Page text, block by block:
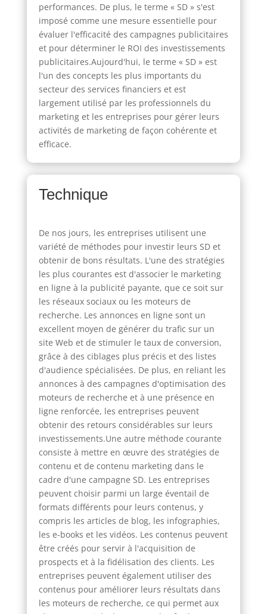
performances. De plus, le terme « SD » s'est
imposé comme une mesure essentielle pour
évaluer l'efficacité des campagnes publicitaires
et pour déterminer le ROI des investissements
publicitaires.Aujourd'hui, le terme « SD » est
l'un des concepts les plus importants du
secteur des services financiers et est
largement utilisé par les professionnels du
marketing et les entreprises pour gérer leurs
activités de marketing de façon cohérente et
efficace.
Technique
De nos jours, les entreprises utilisent une
variété de méthodes pour investir leurs SD et
obtenir de bons résultats. L'une des stratégies
les plus courantes est d'associer le marketing
en ligne à la publicité payante, que ce soit sur
les réseaux sociaux ou les moteurs de
recherche. Les annonces en ligne sont un
excellent moyen de générer du trafic sur un
site Web et de stimuler le taux de conversion,
grâce à des ciblages plus précis et des listes
d'audience spécialisées. De plus, en reliant les
annonces à des campagnes d'optimisation des
moteurs de recherche et à une présence en
ligne renforcée, les entreprises peuvent
obtenir des retours considérables sur leurs
investissements.Une autre méthode courante
consiste à mettre en œuvre des stratégies de
contenu et de contenu marketing dans le
cadre d'une campagne SD. Les entreprises
peuvent choisir parmi un large éventail de
formats différents pour leurs contenus, y
compris les articles de blog, les infographies,
les e-books et les vidéos. Les contenus peuvent
être créés pour servir à l'acquisition de
prospects et à la fidélisation des clients. Les
entreprises peuvent également utiliser des
contenus pour améliorer leurs résultats dans
les moteurs de recherche, ce qui permet aux